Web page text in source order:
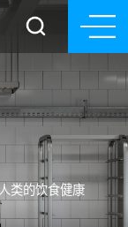
类的饮食健康